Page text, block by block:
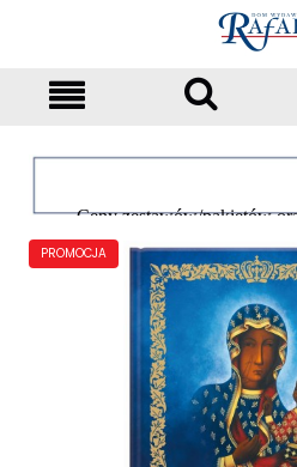
Ceny zestawów/pakietów
dotyczą tylko klientów
PROMOCJA